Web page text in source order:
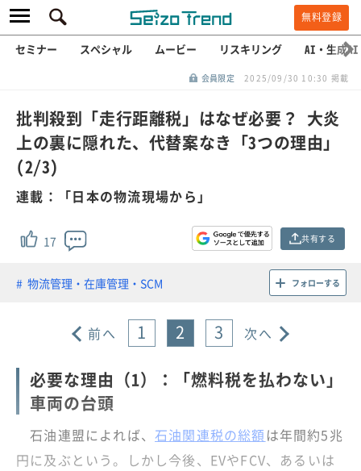
無料登録
セミナー スペシャル ムービー リスキリング AI・生成AI
会員限定 2025/09/30 10:30 掲載
批判殺到「走行距離税」はなぜ必要？ 大炎
上の裏に隠れた、代替案なき「3つの理由」
(2/3)
連載：「日本の物流現場から」
17 共有する
物流管理・在庫管理・SCM フォローする
前へ 1 2 3 次へ
必要な理由（1）：「燃料税を払わない」
車両の台頭
石油連盟によれば、 石油関連税の総額 は年間約5兆
円に及ぶという。しかし今後、EVやFCV、あるいは